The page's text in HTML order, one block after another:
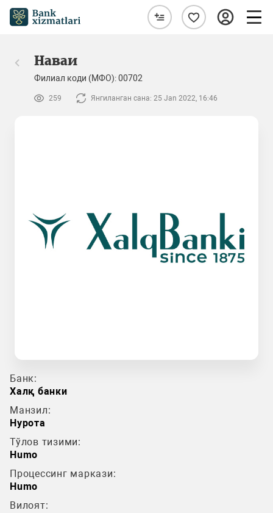
Наваи
Филиал коди (МФО): 00702
259 Янгиланган сана: 25 Jan 2022, 16:46
Банк:
Халқ банки
Манзил:
Нурота
Тўлов тизими:
Humo
Процессинг маркази:
Humo
Вилоят: